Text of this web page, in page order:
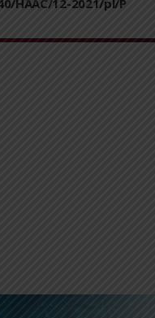
HAAC/12-2021/pl/P